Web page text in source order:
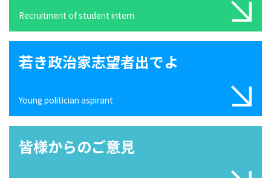
Recruitment of student intern
若き政治家志望者出でよ
Young politician aspirant
皆様からのご意見